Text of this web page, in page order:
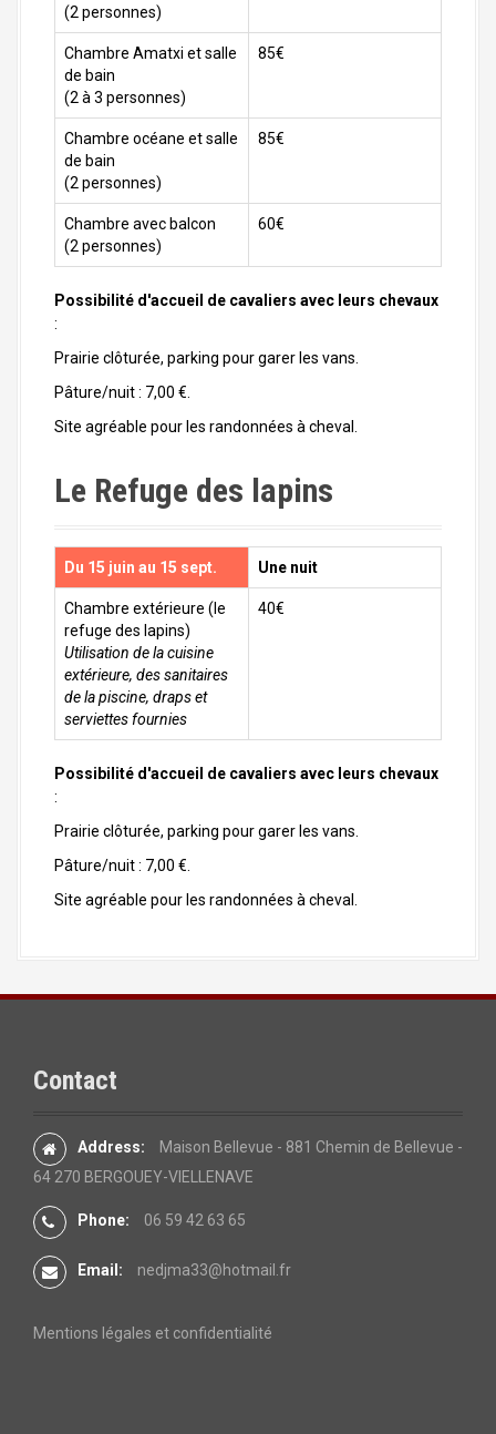
(2 personnes)
Chambre Amatxi et salle
de bain
(2 à 3 personnes)
85€
Chambre océane et salle
de bain
(2 personnes)
85€
Chambre avec balcon
(2 personnes)
60€
Possibilité d'accueil de cavaliers avec leurs chevaux
:
Prairie clôturée, parking pour garer les vans.
Pâture/nuit : 7,00 €.
Site agréable pour les randonnées à cheval.
Le Refuge des lapins
Du 15 juin au 15 sept. Une nuit
Chambre extérieure (le
refuge des lapins)
Utilisation de la cuisine
extérieure, des sanitaires
de la piscine, draps et
serviettes fournies
40€
Possibilité d'accueil de cavaliers avec leurs chevaux
:
Prairie clôturée, parking pour garer les vans.
Pâture/nuit : 7,00 €.
Site agréable pour les randonnées à cheval.
Contact
Address:
Maison Bellevue - 881 Chemin de Bellevue -
64 270 BERGOUEY-VIELLENAVE
Phone: 06 59 42 63 65
Email: nedjma33@hotmail.fr
Mentions légales et confidentialité